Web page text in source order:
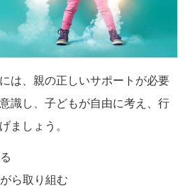
は、親の正しいサポートが必要
識し、子どもが自由に考え、行
ましょう。
ら取り組む